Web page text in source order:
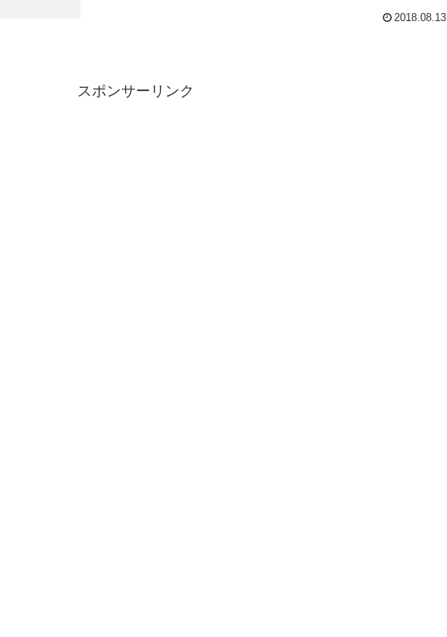
2018.08.13
スポンサーリンク